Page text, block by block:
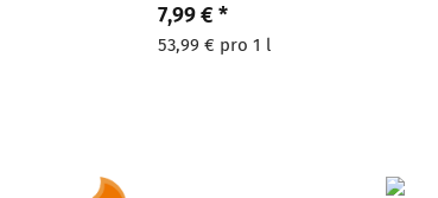
7,99 €*
53,99 € pro 1 l